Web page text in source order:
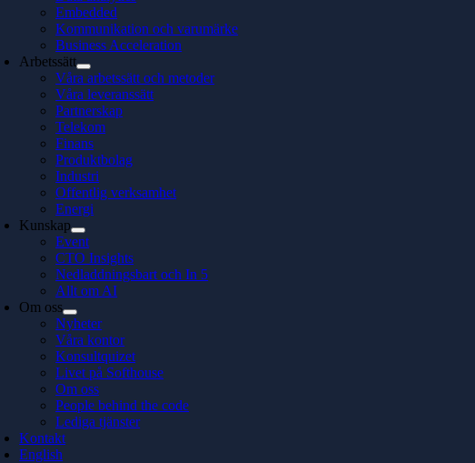
Embedded
Kommunikation och varumärke
Business Acceleration
Arbetssätt
Våra arbetssätt och metoder
Våra leveranssätt
Partnerskap
Telekom
Finans
Produktbolag
Industri
Offentlig verksamhet
Energi
Kunskap
Event
CTO Insights
Nedladdningsbart och In 5
Allt om AI
Om oss
Nyheter
Våra kontor
Konsultquizet
Livet på Softhouse
Om oss
People behind the code
Lediga tjänster
Kontakt
English